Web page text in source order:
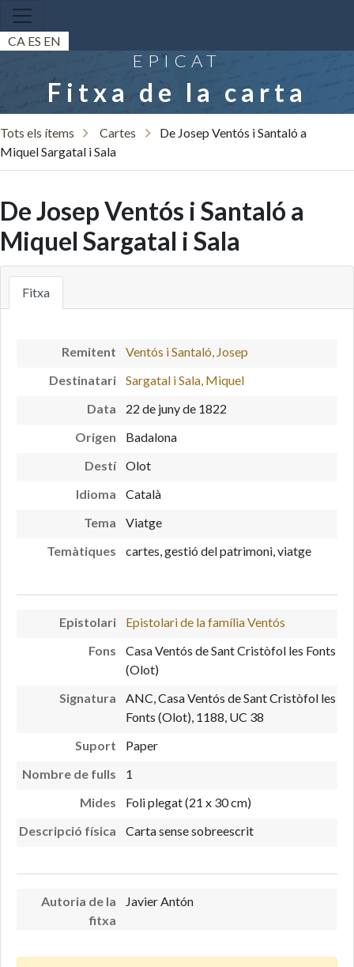
CA ES EN
EPICAT
Fitxa de la carta
Tots els ítems Cartes
De Josep Ventós i Santaló a
Miquel Sargatal i Sala
De Josep Ventós i Santaló a
Miquel Sargatal i Sala
Fitxa
Remitent
Ventós i Santaló, Josep
Destinatari
Sargatal i Sala, Miquel
Data
22 de juny de 1822
Origen
Badalona
Destí
Olot
Idioma
Català
Tema
Viatge
Temàtiques
cartes, gestió del patrimoni, viatge
Epistolari
Epistolari de la família Ventós
Fons
Casa Ventós de Sant Cristòfol les Fonts
(Olot)
Signatura
ANC, Casa Ventós de Sant Cristòfol les
Fonts (Olot), 1188, UC 38
Suport
Paper
Nombre de fulls
1
Mides
Foli plegat (21 x 30 cm)
Descripció física
Carta sense sobreescrit
Autoria de la
fitxa
Javier Antón